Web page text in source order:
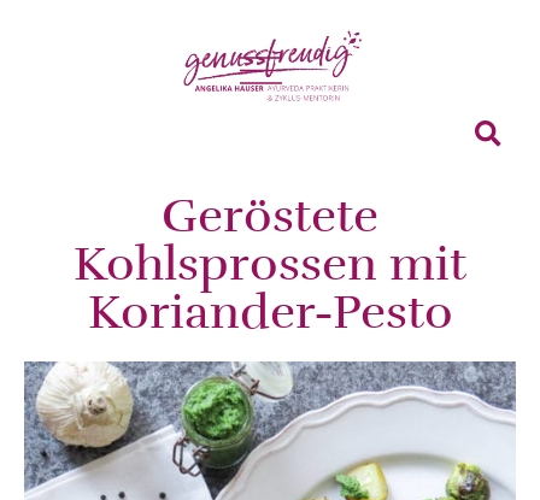
Geröstete
Kohlsprossen mit
Koriander-Pesto